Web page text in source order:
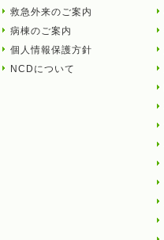
救急外来のご案内
病棟のご案内
個人情報保護方針
NCDについて